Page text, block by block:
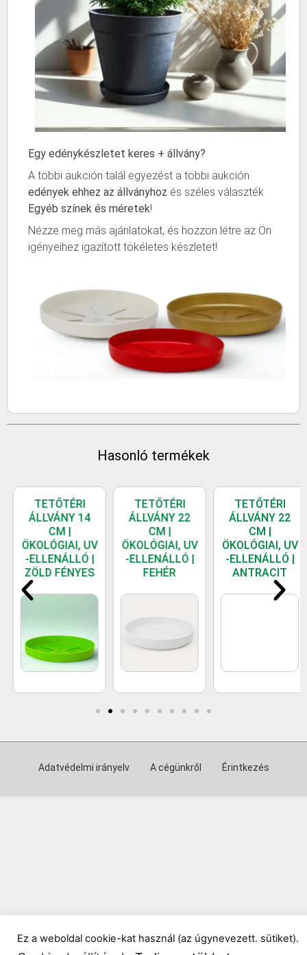
Egy edénykészletet keres + állvány?
A többi aukción talál egyezést a többi aukción
edények ehhez az állványhoz és széles választék
Egyéb színek és méretek!
Nézze meg más ajánlatokat, és hozzon létre az Ön
igényeihez igazított tökéletes készletet!
Hasonló termékek
TETŐTÉRI
ÁLLVÁNY 14
CM |
ÖKOLÓGIAI, UV
-ELLENÁLLÓ |
ZÖLD FÉNYES
TETŐTÉRI
ÁLLVÁNY 22
CM |
ÖKOLÓGIAI, UV
-ELLENÁLLÓ |
FEHÉR
TETŐTÉRI
ÁLLVÁNY 22
CM |
ÖKOLÓGIAI, UV
-ELLENÁLLÓ |
ANTRACIT
Adatvédelmi irányelv A cégünkről Érintkezés
Ez a weboldal cookie-kat használ (az úgynevezett. sütiket).